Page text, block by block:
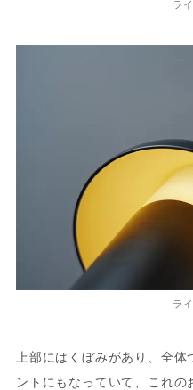
ラ
ラ
上部にはくぼみがあり、全
ントにもなっていて、これ